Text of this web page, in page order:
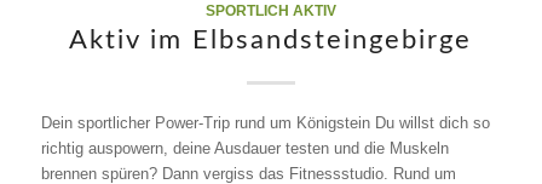
SPORTLICH AKTIV
Aktiv im Elbsandsteingebirge
Dein sportlicher Power-Trip rund um Königstein Du willst dich so
richtig auspowern, deine Ausdauer testen und die Muskeln
brennen spüren? Dann vergiss das Fitnessstudio. Rund um